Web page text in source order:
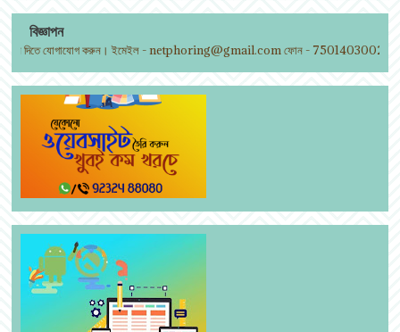
বিজ্ঞাপন
দিতে যোগাযোগ করুন। ইমেইল - netphoring@gmail.com ফোন - 7501403002